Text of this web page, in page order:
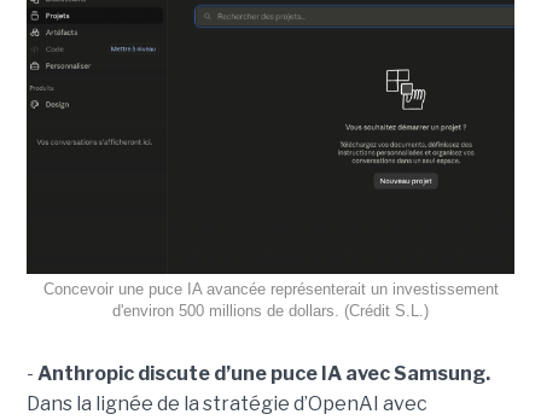
Concevoir une puce IA avancée représenterait un investissement
d'environ 500 millions de dollars. (Crédit S.L.)
- Anthropic discute d’une puce IA avec Samsung.
Dans la lignée de la stratégie d’OpenAI avec